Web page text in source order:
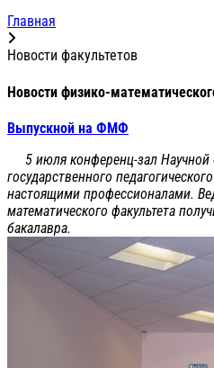
Главная
Новости факультетов
Новости физико-
Выпускной на ФМФ
5 июля конференц-зал Научной
государственного
настоящими профессионалами.
математического факультета
бакалавра.